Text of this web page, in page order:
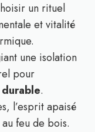
un rituel
et vitalité
une isolation
pour
.
l’esprit apaisé
feu de bois.